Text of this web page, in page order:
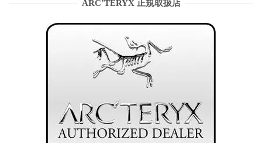
ARC’TERYX 正規取扱店